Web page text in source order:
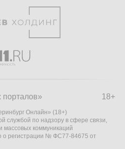
18+
Онлайн» (18+)
службой по надзору в сфере связи,
массовых коммуникаций
о регистрации № ФС77-84675 от